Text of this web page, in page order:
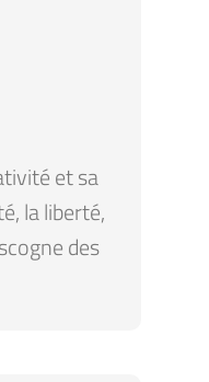
et sa
la liberté,
des